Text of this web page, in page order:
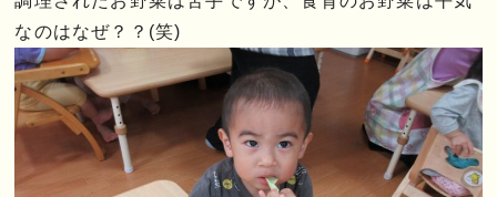
なのはなぜ？？(笑)